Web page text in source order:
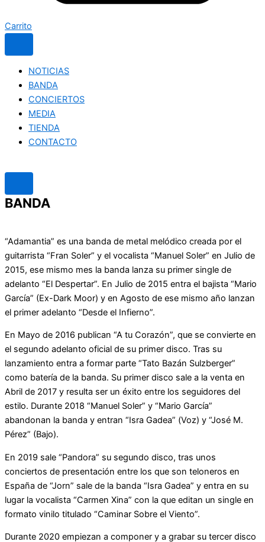
Carrito
NOTICIAS
BANDA
CONCIERTOS
MEDIA
TIENDA
CONTACTO
BANDA
“Adamantia” es una banda de metal melódico creada por el
guitarrista “Fran Soler” y el vocalista “Manuel Soler” en Julio de
2015, ese mismo mes la banda lanza su primer single de
adelanto “El Despertar”. En Julio de 2015 entra el bajista “Mario
García” (Ex-Dark Moor) y en Agosto de ese mismo año lanzan
el primer adelanto “Desde el Infierno”.
En Mayo de 2016 publican “A tu Corazón”, que se convierte en
el segundo adelanto oficial de su primer disco. Tras su
lanzamiento entra a formar parte “Tato Bazán Sulzberger”
como batería de la banda. Su primer disco sale a la venta en
Abril de 2017 y resulta ser un éxito entre los seguidores del
estilo. Durante 2018 “Manuel Soler” y “Mario García”
abandonan la banda y entran “Isra Gadea” (Voz) y “José M.
Pérez” (Bajo).
En 2019 sale “Pandora” su segundo disco, tras unos
conciertos de presentación entre los que son teloneros en
España de “Jorn” sale de la banda “Isra Gadea” y entra en su
lugar la vocalista “Carmen Xina” con la que editan un single en
formato vinilo titulado “Caminar Sobre el Viento”.
Durante 2020 empiezan a componer y a grabar su tercer disco